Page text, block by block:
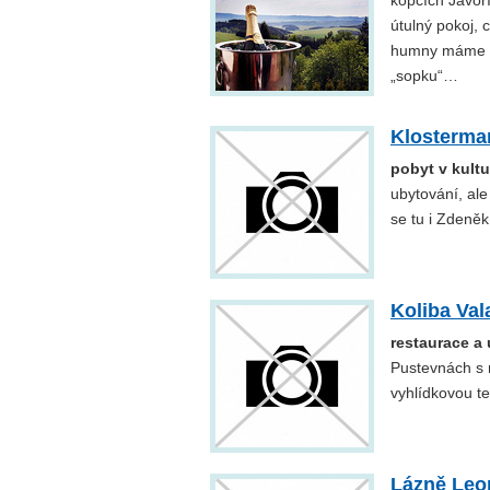
útulný pokoj,
humny máme
„sopku“…
pobyt v
ubytování,
se tu i
Koliba
restaurace a
Pustevnách
vyhlídkovou
Lázně